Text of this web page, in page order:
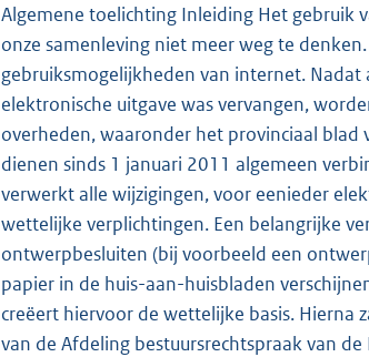
Algemene toelichting Inleiding Het gebruik
onze samenleving niet meer weg te
gebruiksmogelijkheden van internet.
elektronische uitgave was vervangen,
overheden, waaronder het provinciaal
dienen sinds 1 januari 2011 algemeen
verwerkt alle wijzigingen, voor eenieder
wettelijke verplichtingen. Een belangrijke
ontwerpbesluiten (bij voorbeeld een
papier in de huis-aan-huisbladen
creëert hiervoor de wettelijke basis. Hierna
van de Afdeling bestuursrechtspraak van